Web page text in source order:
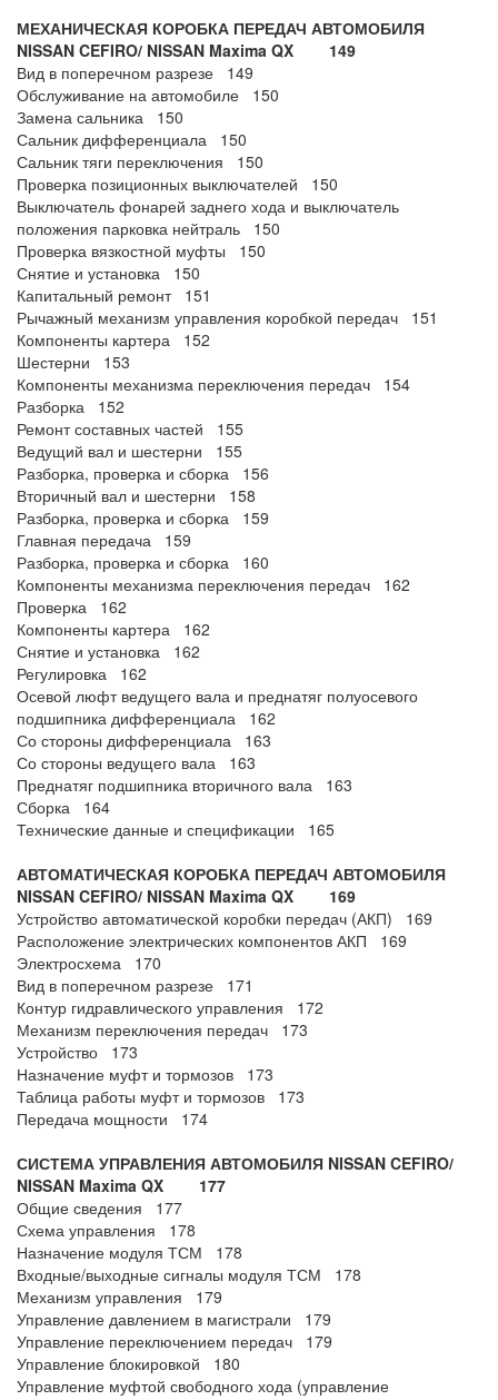
МЕХАНИЧЕСКАЯ КОРОБКА ПЕРЕДАЧ АВТОМОБИЛЯ
NISSAN CEFIRO/ NISSAN Maxima QX 149
Вид в поперечном разрезе 149
Обслуживание на автомобиле 150
Замена сальника 150
Сальник дифференциала 150
Сальник тяги переключения 150
Проверка позиционных выключателей 150
Выключатель фонарей заднего хода и выключатель
положения парковка нейтраль 150
Проверка вязкостной муфты 150
Снятие и установка 150
Капитальный ремонт 151
Рычажный механизм управления коробкой передач 151
Компоненты картера 152
Шестерни 153
Компоненты механизма переключения передач 154
Разборка 152
Ремонт составных частей 155
Ведущий вал и шестерни 155
Разборка, проверка и сборка 156
Вторичный вал и шестерни 158
Разборка, проверка и сборка 159
Главная передача 159
Разборка, проверка и сборка 160
Компоненты механизма переключения передач 162
Проверка 162
Компоненты картера 162
Снятие и установка 162
Регулировка 162
Осевой люфт ведущего вала и преднатяг полуосевого
подшипника дифференциала 162
Со стороны дифференциала 163
Со стороны ведущего вала 163
Преднатяг подшипника вторичного вала 163
Сборка 164
Технические данные и спецификации 165
АВТОМАТИЧЕСКАЯ КОРОБКА ПЕРЕДАЧ АВТОМОБИЛЯ
NISSAN CEFIRO/ NISSAN Maxima QX 169
Устройство автоматической коробки передач (АКП) 169
Расположение электрических компонентов АКП 169
Электросхема 170
Вид в поперечном разрезе 171
Контур гидравлического управления 172
Механизм переключения передач 173
Устройство 173
Назначение муфт и тормозов 173
Таблица работы муфт и тормозов 173
Передача мощности 174
СИСТЕМА УПРАВЛЕНИЯ АВТОМОБИЛЯ NISSAN CEFIRO/
NISSAN Maxima QX 177
Общие сведения 177
Схема управления 178
Назначение модуля ТСМ 178
Входные/выходные сигналы модуля ТСМ 178
Механизм управления 179
Управление давлением в магистрали 179
Управление переключением передач 179
Управление блокировкой 180
Управление муфтой свободного хода (управление